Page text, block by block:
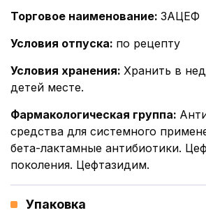
Торговое наименование: ЗАЦЕФ
Условия отпуска: по рецепту
Условия хранения: Хранить в
детей месте.
Фармакологическая группа:
средства для системного
бета-лактамные антибиотики.
поколения. Цефтазидим.
Упаковка